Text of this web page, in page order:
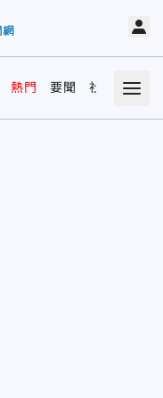
熱門 要聞 社會 娛樂